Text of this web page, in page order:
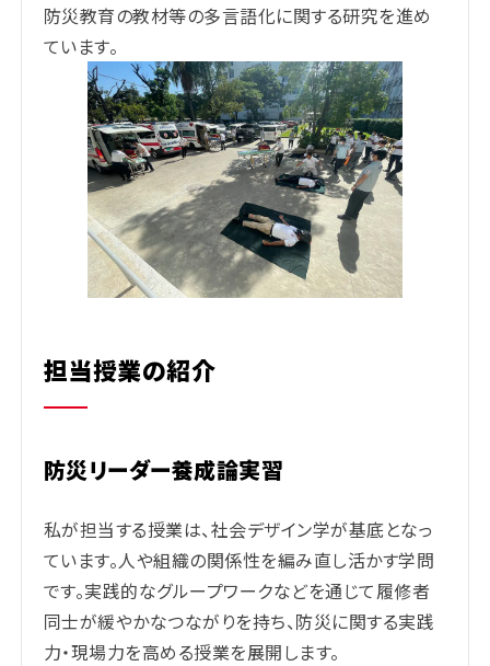
防災教育の教材等の多言語化に関する研究を進め
ています。
担当授業の紹介
防災リーダー養成論実習
私が担当する授業は、社会デザイン学が基底となっ
ています。人や組織の関係性を編み直し活かす学問
です。実践的なグループワークなどを通じて履修者
同士が緩やかなつながりを持ち、防災に関する実践
力・現場力を高める授業を展開します。